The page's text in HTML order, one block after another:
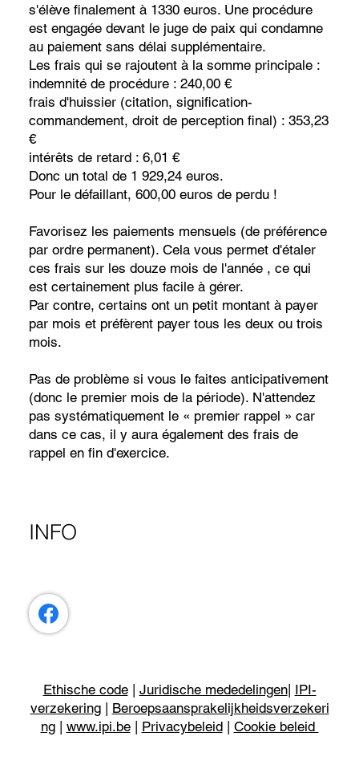
s'élève finalement à 1330 euros. Une procédure
est engagée devant le juge de paix qui condamne
au paiement sans délai supplémentaire.
Les frais qui se rajoutent à la somme principale :
indemnité de procédure : 240,00 €
frais d'huissier (citation, signification-
commandement, droit de perception final) : 353,23
€
intérêts de retard : 6,01 €
Donc un total de 1 929,24 euros.
Pour le défaillant, 600,00 euros de perdu !
Favorisez les paiements mensuels (de préférence
par ordre permanent). Cela vous permet d'étaler
ces frais sur les douze mois de l'année , ce qui
est certainement plus facile à gérer.
Par contre, certains ont un petit montant à payer
par mois et préfèrent payer tous les deux ou trois
mois.
Pas de problème si vous le faites anticipativement
(donc le premier mois de la période). N'attendez
pas systématiquement le « premier rappel » car
dans ce cas, il y aura également des frais de
rappel en fin d'exercice.
INFO
Ethische code| Juridische mededelingen| IPI-
verzekering| Beroepsaansprakelijkheidsverzekeri
ng| www.ipi.be| Privacybeleid| Cookie beleid